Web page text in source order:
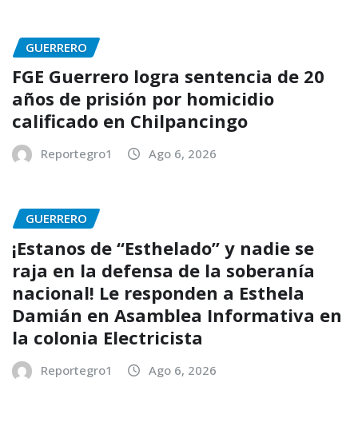
GUERRERO
FGE Guerrero logra sentencia de 20
años de prisión por homicidio
calificado en Chilpancingo
Reportegro1 Ago 6, 2026
GUERRERO
¡Estanos de “Esthelado” y nadie se
raja en la defensa de la soberanía
nacional! Le responden a Esthela
Damián en Asamblea Informativa en
la colonia Electricista
Reportegro1 Ago 6, 2026